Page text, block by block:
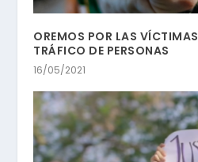
OREMOS POR LAS
TRÁFICO DE PERSONAS
16/05/2021